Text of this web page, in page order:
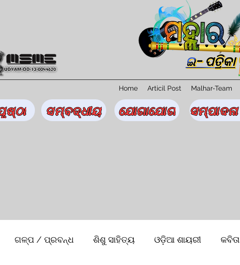
Home Articil Post Malhar-Team
ସମ୍ବଦ୍ଧୀୟ ଯୋଗାଯୋଗ
ଗଳ୍ପ / ପ୍ରବନ୍ଧ ଶିଶୁ ସାହିତ୍ୟ ଓଡ଼ିଆ ଶାୟରୀ କବିତା